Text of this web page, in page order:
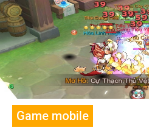
Game mobile